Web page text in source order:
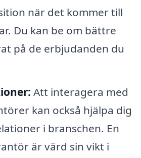
när det kommer till
Du kan be om bättre
på de erbjudanden du
Att interagera med
kan också hjälpa dig
i branschen. En
är värd sin vikt i